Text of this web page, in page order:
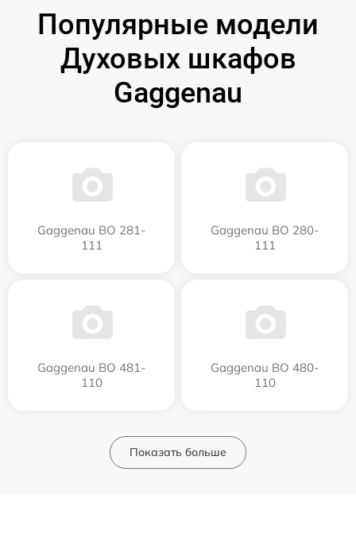
Популярные модели
Духовых шкафов
Gaggenau
Gaggenau BO 281-
111
Gaggenau BO 280-
111
Gaggenau BO 481-
110
Gaggenau BO 480-
110
Показать больше